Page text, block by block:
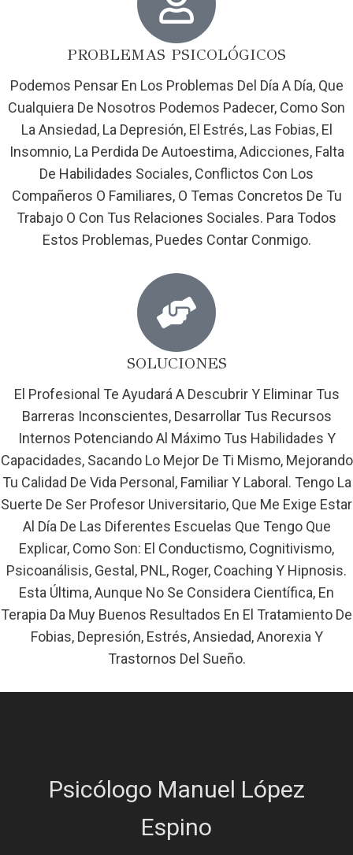
PROBLEMAS PSICOLÓGICOS
Podemos Pensar En Los Problemas Del Día A Día, Que
Cualquiera De Nosotros Podemos Padecer, Como Son
La Ansiedad, La Depresión, El Estrés, Las Fobias, El
Insomnio, La Perdida De Autoestima, Adicciones, Falta
De Habilidades Sociales, Conflictos Con Los
Compañeros O Familiares, O Temas Concretos De Tu
Trabajo O Con Tus Relaciones Sociales. Para Todos
Estos Problemas, Puedes Contar Conmigo.
SOLUCIONES
El Profesional Te Ayudará A Descubrir Y Eliminar Tus
Barreras Inconscientes, Desarrollar Tus Recursos
Internos Potenciando Al Máximo Tus Habilidades Y
Capacidades, Sacando Lo Mejor De Ti Mismo, Mejorando
Tu Calidad De Vida Personal, Familiar Y Laboral. Tengo La
Suerte De Ser Profesor Universitario, Que Me Exige Estar
Al Día De Las Diferentes Escuelas Que Tengo Que
Explicar, Como Son: El Conductismo, Cognitivismo,
Psicoanálisis, Gestal, PNL, Roger, Coaching Y Hipnosis.
Esta Última, Aunque No Se Considera Científica, En
Terapia Da Muy Buenos Resultados En El Tratamiento De
Fobias, Depresión, Estrés, Ansiedad, Anorexia Y
Trastornos Del Sueño.
Psicólogo Manuel López
Espino